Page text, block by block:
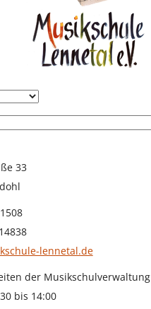
33
lennetal.de
der Musikschulverwaltung
bis 14:00